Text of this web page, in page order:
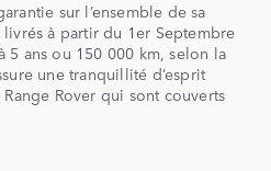
sur l’ensemble de sa
à partir du 1er Septembre
5 ans ou 150 000 km, selon la
une tranquillité d’esprit
Rover qui sont couverts